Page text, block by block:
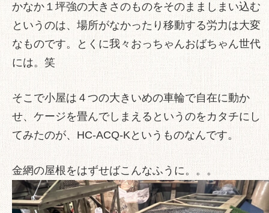
かなか１坪強の大きさのものをそのまましまい込む
というのは、場所がなかったり移動する労力は大変
なものです。とくに我々おっちゃんおばちゃん世代
には。笑
そこで小屋は４つの大きいめの車輪で自在に動か
せ、ケージを畳んでしまえるというのをカタチにし
てみたのが、 HC-ACQ-Kというものなんです。
金網の屋根をはずせばこんなふうに。。。